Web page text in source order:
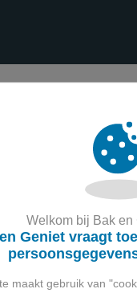
Welkom bij Bak en
Geniet vraagt
maakt gebruik van